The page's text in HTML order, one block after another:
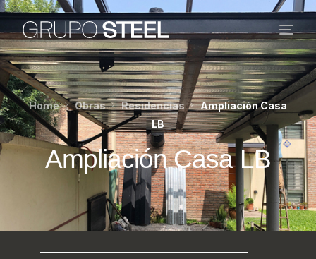
Home Obras Residencias
Ampliación Casa
LB
Ampliación Casa LB